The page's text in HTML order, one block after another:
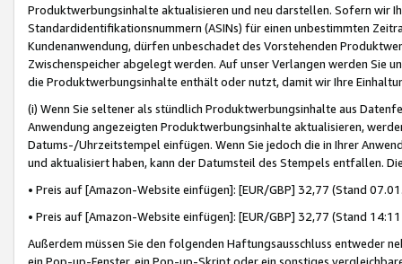
Produktwerbungsinhalte aktualisieren und neu darstellen. Sofern wir
Standardidentifikationsnummern (ASINs) für einen unbestimmten
Kundenanwendung, dürfen unbeschadet des Vorstehenden
Zwischenspeicher abgelegt werden. Auf unser Verlangen werden Sie
die Produktwerbungsinhalte enthält oder nutzt, damit wir Ihre
(i) Wenn Sie seltener als stündlich Produktwerbungsinhalte aus
Anwendung angezeigten Produktwerbungsinhalte aktualisieren,
Datums-/Uhrzeitstempel einfügen. Wenn Sie jedoch die in Ihrer
und aktualisiert haben, kann der Datumsteil des Stempels entfallen.
• Preis auf [Amazon-Website einfügen]: [EUR/GBP] 32,77 (Stand
• Preis auf [Amazon-Website einfügen]: [EUR/GBP] 32,77 (Stand
Außerdem müssen Sie den folgenden Haftungsausschluss entweder
ein Pop-up-Fenster, ein Pop-up-Skript oder ein sonstiges